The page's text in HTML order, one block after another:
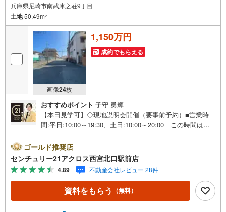
兵庫県尼崎市南武庫之荘9丁目
土地50.49m2
画像24枚
1,150万円
成約でもらえる
おすすめポイント 子守 勇輝
【本日見学可】◇現地説明会開催（要事前予約）■営業時
間:平日:10:00～19:30、土日:10:00～20:00 この時間はお
件無し宅地 50.49平米のご紹介です。現状は2階建ての建
物があり、そのまま引き渡しになる物件ので、土地として
の利用には解体が必要になります＝＝センチュリー21アク
ロスグループの3つの特徴＝＝＝■センチュリー21グループ
で27年連続No.1（1997年～2023年兵庫地区仲介実績） 尼
崎・伊丹・西宮・宝塚にて8店舗展開中。阪神間での購入や
ゴールド推奨店
センチュリー21アクロス西宮北口駅前店
4.89 不動産会社レビュー 28件
資料をもらう （無料）